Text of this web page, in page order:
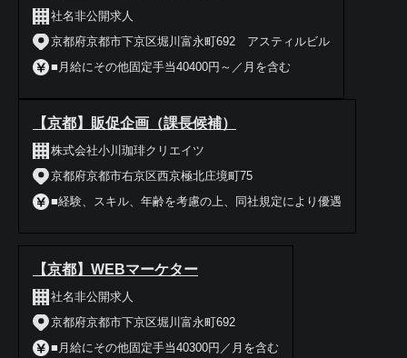
社名非公開求人
京都府京都市下京区堀川富永町692 アスティルビル
■月給にその他固定手当40400円～／月を含む
【京都】販促企画（課長候補）
株式会社小川珈琲クリエイツ
京都府京都市右京区西京極北庄境町75
■経験、スキル、年齢を考慮の上、同社規定により優遇
【京都】WEBマーケター
社名非公開求人
京都府京都市下京区堀川富永町692
■月給にその他固定手当40300円／月を含む